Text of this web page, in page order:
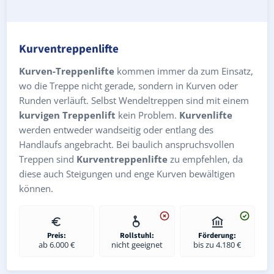
Kurventreppenlifte
Kurven-Treppenlifte kommen immer da zum Einsatz,
wo die Treppe nicht gerade, sondern in Kurven oder
Runden verläuft. Selbst Wendeltreppen sind mit einem
kurvigen Treppenlift kein Problem. Kurvenlifte
werden entweder wandseitig oder entlang des
Handlaufs angebracht. Bei baulich anspruchsvollen
Treppen sind Kurventreppenlifte zu empfehlen, da
diese auch Steigungen und enge Kurven bewältigen
können.
Preis:
ab 6.000 €
Rollstuhl:
nicht geeignet
Förderung:
bis zu 4.180 €